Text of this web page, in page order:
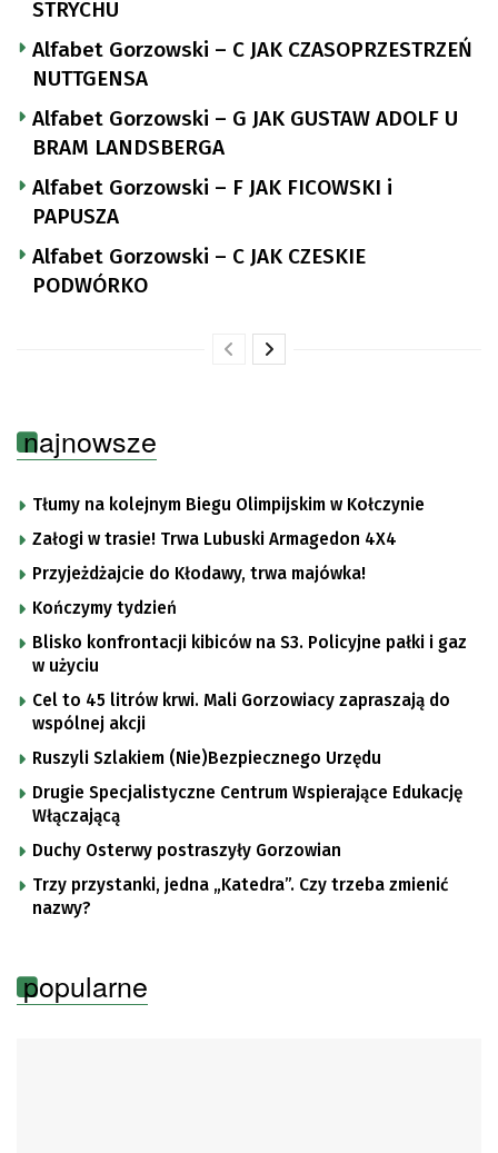
STRYCHU
Alfabet Gorzowski – C JAK CZASOPRZESTRZEŃ
NUTTGENSA
Alfabet Gorzowski – G JAK GUSTAW ADOLF U
BRAM LANDSBERGA
Alfabet Gorzowski – F JAK FICOWSKI i
PAPUSZA
Alfabet Gorzowski – C JAK CZESKIE
PODWÓRKO
najnowsze
Tłumy na kolejnym Biegu Olimpijskim w Kołczynie
Załogi w trasie! Trwa Lubuski Armagedon 4X4
Przyjeżdżajcie do Kłodawy, trwa majówka!
Kończymy tydzień
Blisko konfrontacji kibiców na S3. Policyjne pałki i gaz
w użyciu
Cel to 45 litrów krwi. Mali Gorzowiacy zapraszają do
wspólnej akcji
Ruszyli Szlakiem (Nie)Bezpiecznego Urzędu
Drugie Specjalistyczne Centrum Wspierające Edukację
Włączającą
Duchy Osterwy postraszyły Gorzowian
Trzy przystanki, jedna „Katedra”. Czy trzeba zmienić
nazwy?
popularne